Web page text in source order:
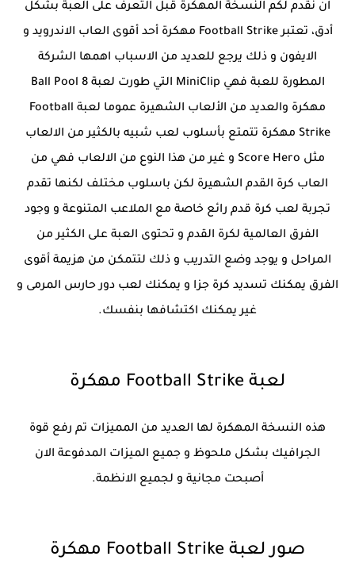
ان نقدم لكم النسخة المهكرة قبل التعرف على العبة بشكل
أدق، تعتبر Football Strike مهكرة أحد أقوى العاب الاندرويد و
الايفون و ذلك يرجع للعديد من الاسباب اهمها الشركة
المطورة للعبة فهي MiniClip التي طورت لعبة 8 Ball Pool
مهكرة والعديد من الألعاب الشهيرة عموما لعبة Football
Strike مهكرة تتمتع بأسلوب لعب شبيه بالكثير من الالعاب
مثل Score Hero و غير من هذا النوع من الالعاب فهي من
العاب كرة القدم الشهيرة لكن باسلوب مختلف لكنها تقدم
تجربة لعب كرة قدم رائع خاصة مع الملاعب المتنوعة و وجود
الفرق العالمية لكرة القدم و تحتوى العبة على الكثير من
المراحل و يوجد وضع التدريب و ذلك لتتمكن من هزيمة أقوى
الفرق يمكنك تسديد كرة جزا و يمكنك لعب دور حارس المرمى و
غير يمكنك اكتشافها بنفسك.
لعبة Football Strike مهكرة
هذه النسخة المهكرة لها العديد من المميزات تم رفع قوة
الجرافيك بشكل ملحوظ و جميع الميزات المدفوعة الان
أصبحت مجانية و لجميع الانظمة.
صور لعبة Football Strike مهكرة